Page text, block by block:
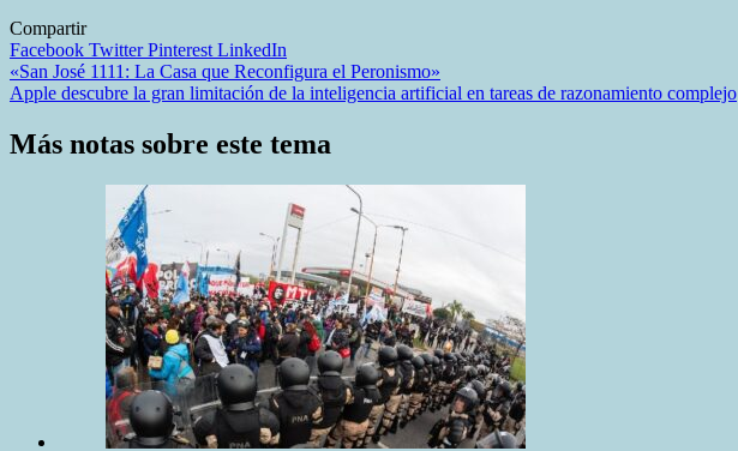
Compartir
Facebook TwitterPinterest LinkedIn
Navegación
de
entradas
«San José 1111: La Casa que Reconfigura el Peronismo»
Apple descubre la gran limitación de la inteligencia artificial en tareas de razonamiento complejo
Más notas sobre este tema